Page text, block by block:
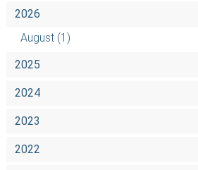
2026
August (1)
2025
2024
2023
2022